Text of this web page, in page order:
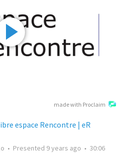
made with Proclaim
espace Rencontre | eR
• Presented 9 years ago • 30:06